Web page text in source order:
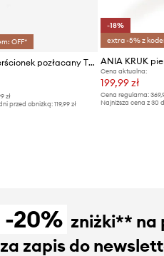
OFF*
ANIA KRUK pierścionek pozłacany TRENDY
zł
przed obniżką: 119,99 zł
-18%
extra -5% z
Cena aktualna:
199,99 zł
Cena regularna:
Najniższa cena z 30
-20% zniżki** na
za zapis do